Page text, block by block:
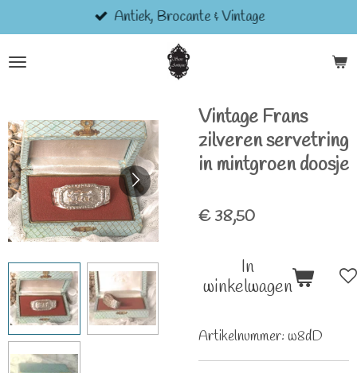
direct
naar
Antiek, Brocante & Vintage
Vintage Frans
zilveren servetring
in mintgroen doosje
€ 38,50
In
winkelwagen
Artikelnummer: w8dD